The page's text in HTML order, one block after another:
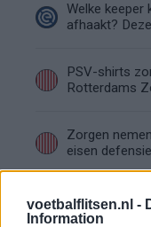
voetbalflitsen.nl -
Information
Welke keeper
afhaakt?
PSV-shirts
Rotterdams
Zorgen
eisen
Ooit de
uitgang: het